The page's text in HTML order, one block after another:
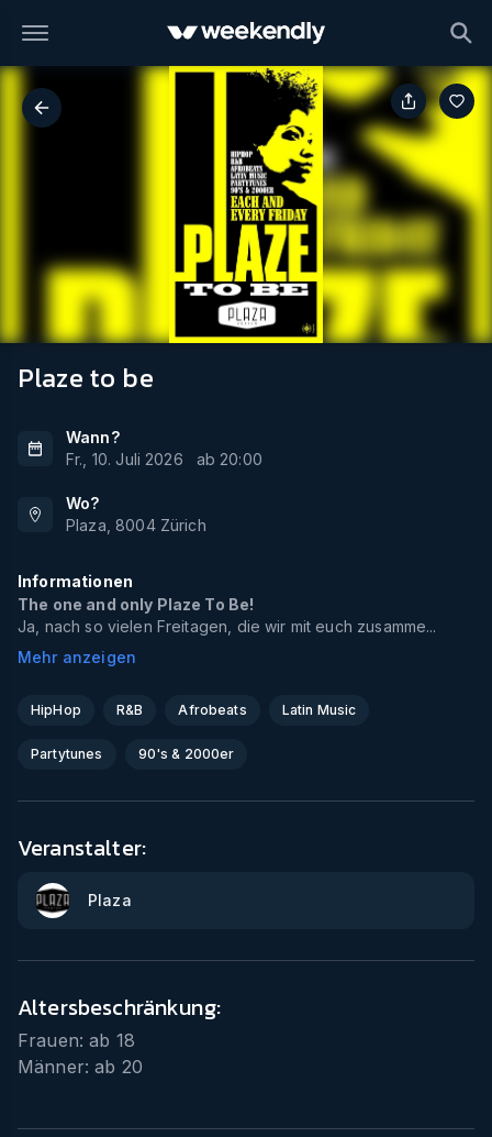
Plaze to be
Wann?
Fr., 10. Juli 2026
ab 20:00
Wo?
Plaza ,8004 Zürich
Informationen
The one and only Plaze To Be!
Ja, nach so vielen Freitagen, die wir mit euch zusamme...
Mehr anzeigen
HipHop R&B Afrobeats Latin Music
Partytunes 90's & 2000er
Veranstalter:
Plaza
Altersbeschränkung:
Frauen: ab 18
Männer: ab 20